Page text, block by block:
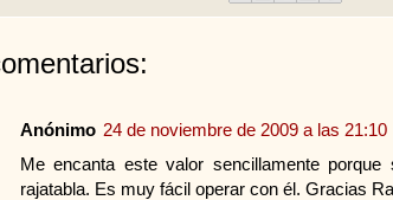
Anónimo 24 de noviembre de 2009 a las 21:10
Me encanta este valor sencillamente
rajatabla. Es muy fácil operar con él. Gracias